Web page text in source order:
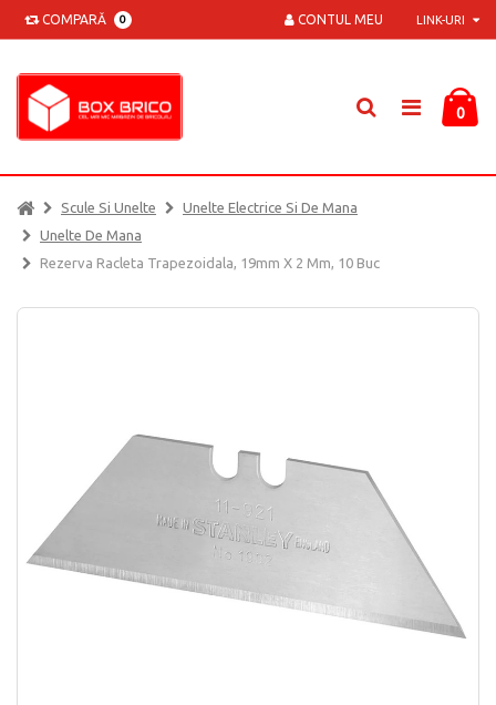
COMPARĂ 0 LINK-URI
CONTUL MEU
0
Scule Si Unelte
Unelte Electrice Si De Mana
Unelte De Mana
Rezerva Racleta Trapezoidala, 19mm X 2 Mm, 10 Buc